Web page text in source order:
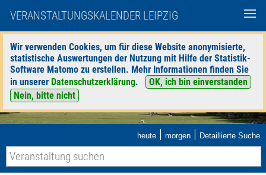
VERANSTALTUNGSKALENDER LEIPZIG
Wir verwenden Cookies, um für diese Website anonymisierte,
statistische Auswertungen der Nutzung mit Hilfe der Statistik-
Software Matomo zu erstellen. Mehr Informationen finden Sie
in unserer Datenschutzerklärung.
OK, ich bin einverstanden
Nein, bitte nicht
heute | morgen | Detaillierte Suche